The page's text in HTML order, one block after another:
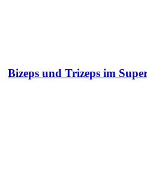
Bizeps und Trizeps im